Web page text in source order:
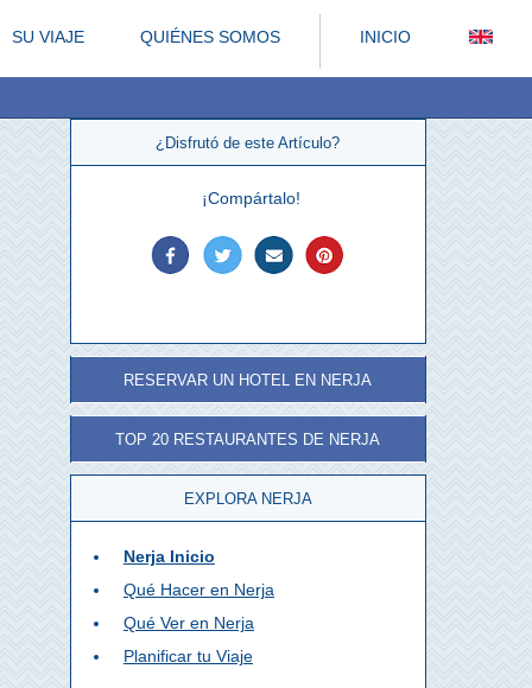
SU VIAJE QUIÉNES SOMOS INICIO
¿Disfrutó de este Artículo?
¡Compártalo!
RESERVAR UN HOTEL EN NERJA
TOP 20 RESTAURANTES DE NERJA
EXPLORA NERJA
Nerja Inicio
Qué Hacer en Nerja
Qué Ver en Nerja
Planificar tu Viaje